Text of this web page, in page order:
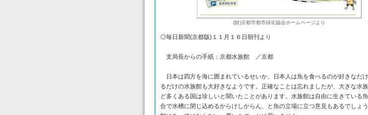
(財)京都市都市緑化協会ホームページより
◎毎日新聞(京都版)１１月１６日朝刊より
支局長からの手紙：京都水族館 ／京都
日本は四方を海に囲まれているせいか、日本人は魚を食べるのが好きなだ
るだけの水族館も大好きなようです。正確なことは忘れましたが、大きな水
ど多くある国は珍しいと聞いたことがあります。水族館は自由に生きている
合で水槽に閉じ込めるからけしからん、と魚の立場に立つ意見もあるでしょ